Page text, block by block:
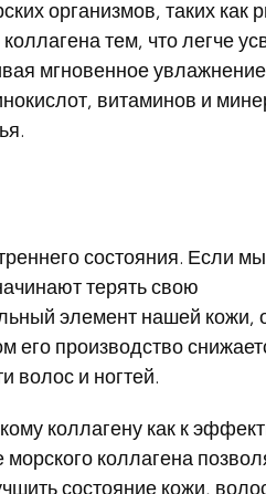
организмов, таких как
тем, что легче
мгновенное
витаминов и
состояния. Если
терять свою
элемент нашей
его производство
волос и ногтей.
коллагену как к
коллагена
состояние кожи,